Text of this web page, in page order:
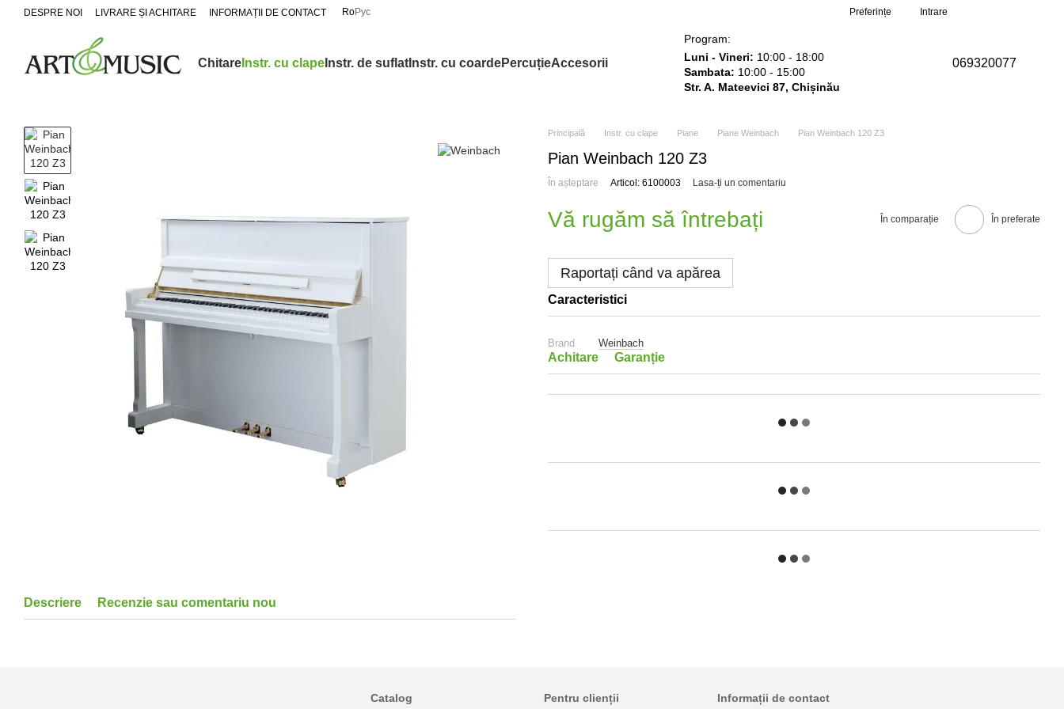
Mergi la conținutul principal
DESPRE NOI LIVRARE ȘI ACHITARE INFORMAȚII DE CONTACT RoРус Preferințe Intrare
Chitare Instr. cu clape Instr. de suflat Instr. cu coardePercuțieAccesorii
Program:
Luni - Vineri: 10:00 - 18:00
Sambata: 10:00 - 15:00
Str. A. Mateevici 87, Chișinău
069320077
Descriere Recenzie sau comentariu nou
Principală Instr. cu clape Piane Piane Weinbach Pian Weinbach 120 Z3
Pian Weinbach 120 Z3
În așteptare Articol: 6100003 Lasa-ți un comentariu
Vă rugăm să întrebați În comparație În preferate
Raportați când va apărea
Caracteristici
Brand Weinbach
Achitare Garanție
Catalog Pentru clienții Informații de contact